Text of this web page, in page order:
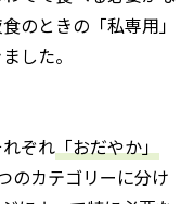
のときの「私専用」
した。
ぞれ 「おだやか」
のカテゴリーに分け